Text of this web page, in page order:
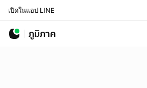
เปิดในแอป LINE
ภูมิภาค